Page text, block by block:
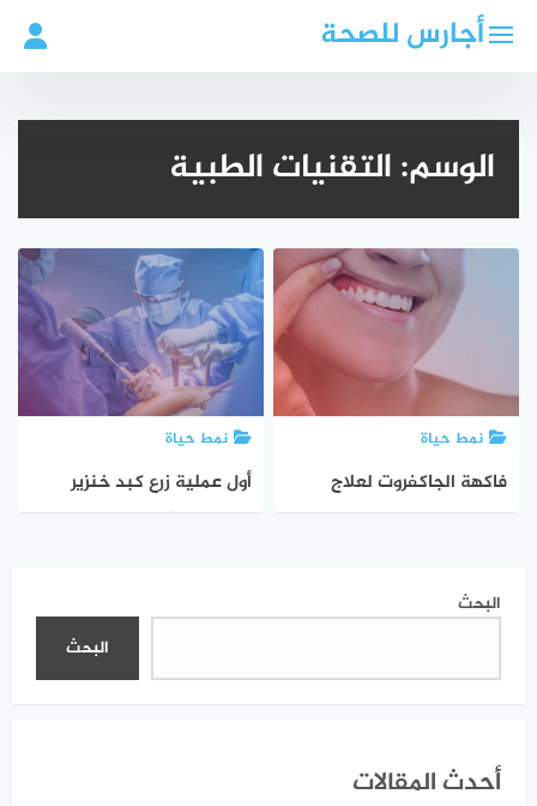
أجارس للصحة
الوسم:التقنيات الطبية
نمط حياة
فاكهة الجاكفروت لعلاج
نمط حياة
أول عملية زرع كبد خنزير
البحث
البحث
أحدث المقالات